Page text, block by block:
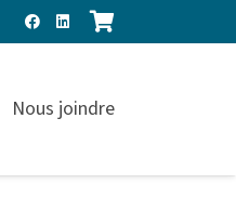
Nous joindre